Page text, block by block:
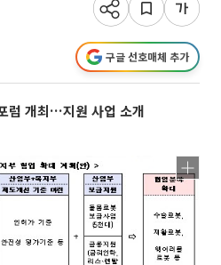
구글 선호매체 추가
럼 개최…지원 사업 소개